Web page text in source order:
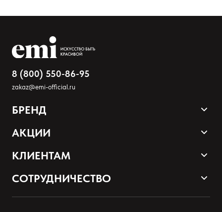
Оставить анонимно
8 (800) 550-86-95
zakaz@emi-official.ru
БРЕНД
Продукция
АКЦИИ
Sale
Программа лояльности
КЛИЕНТАМ
Оплата и доставка
СОТРУДНИЧЕСТВО
Стать партнером EMI